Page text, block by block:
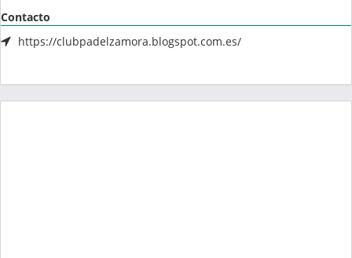
Contacto
https://clubpadelzamora.blogspot.com.es/